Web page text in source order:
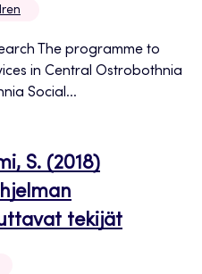
The programme to
in Central Ostrobothnia
Social...
S. (2018)
tekijät